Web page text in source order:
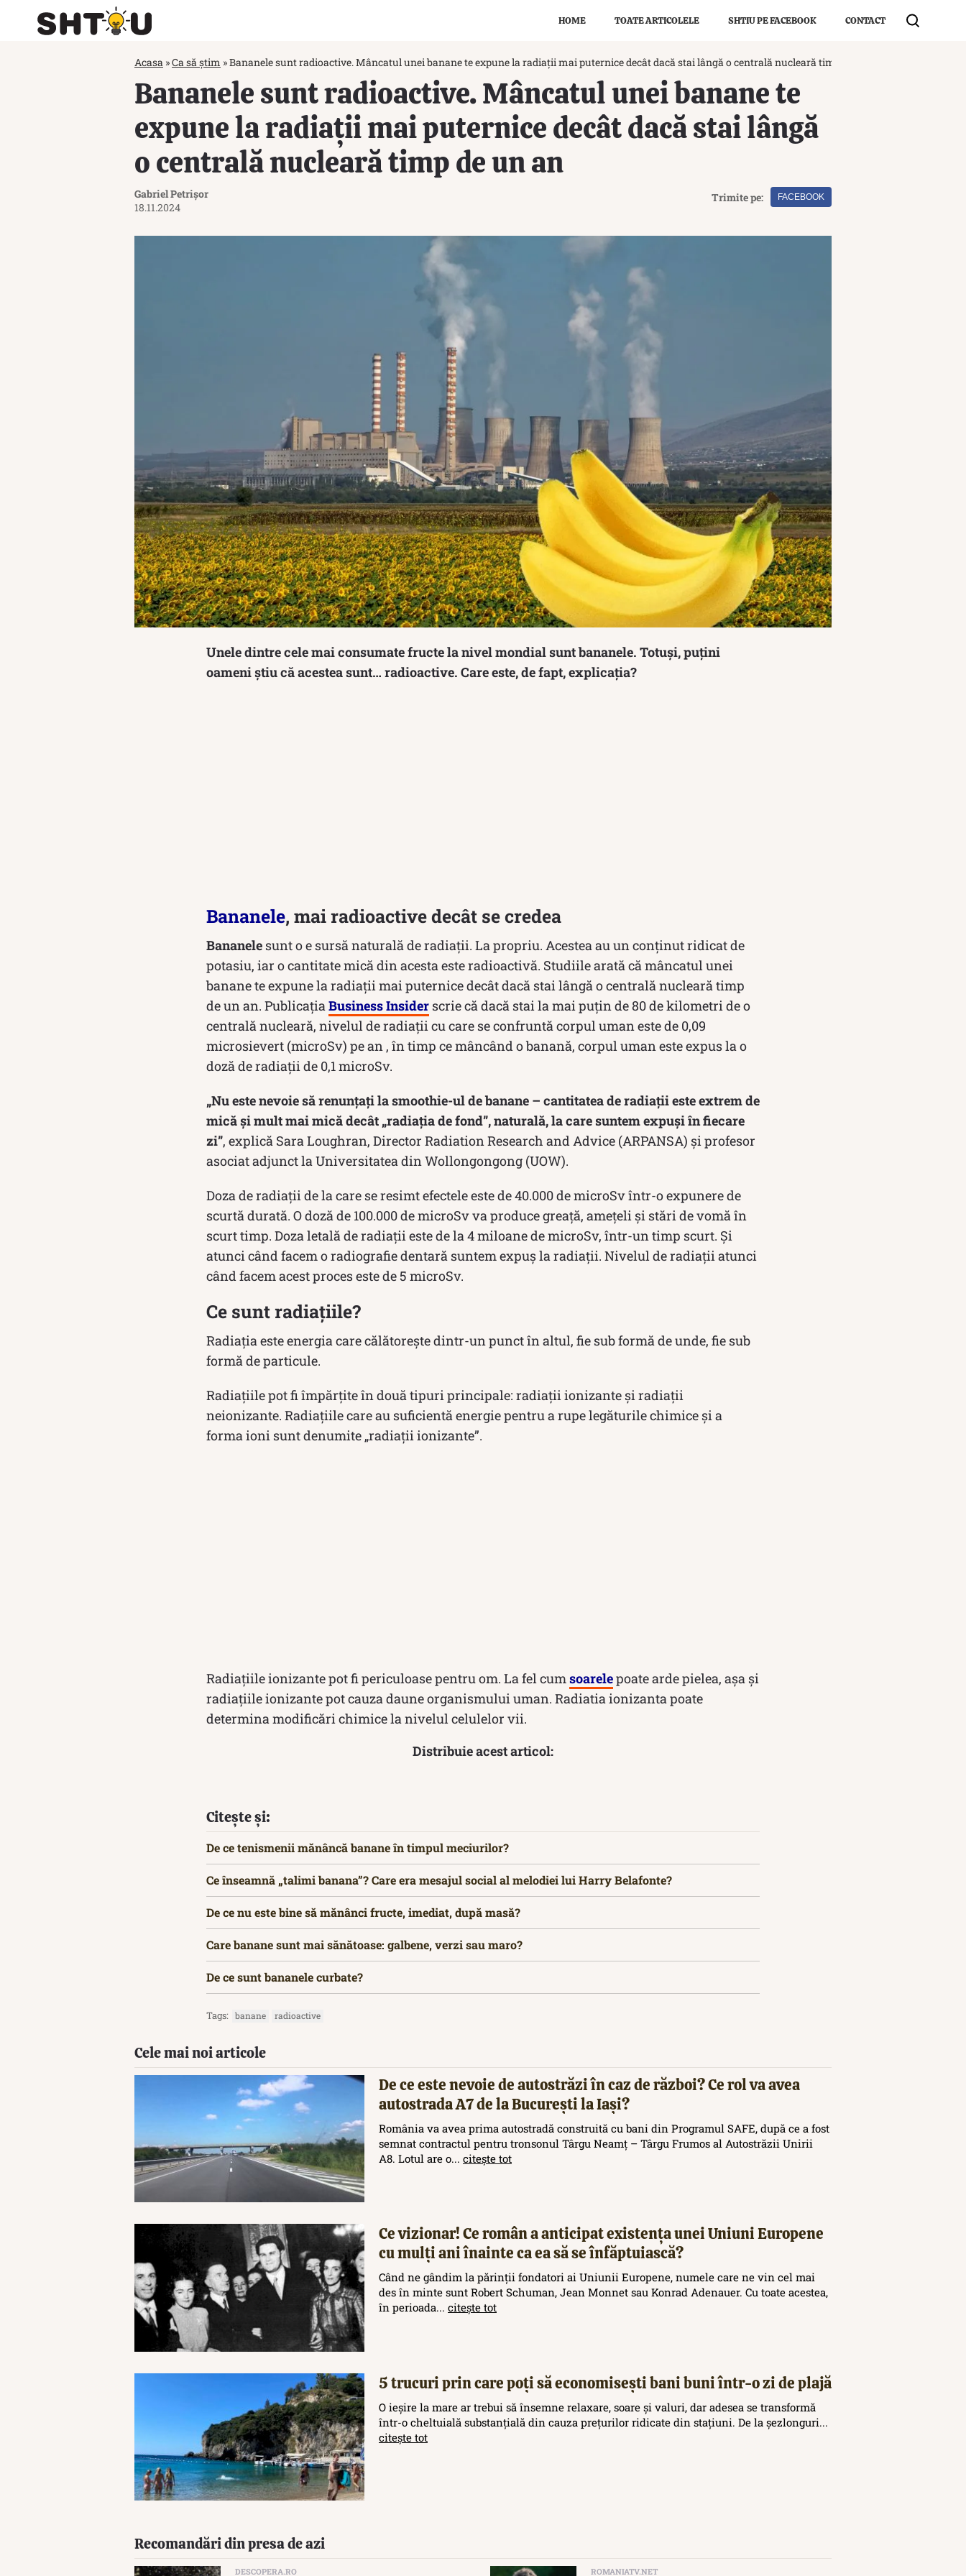
HOME TOATE ARTICOLELE SHTIU PE FACEBOOK CONTACT
Acasa »Ca să știm »Bananele sunt radioactive. Mâncatul unei banane te expune la radiaţii mai puternice decât dacă stai lângă o centrală nucleară timp de un an
Bananele sunt radioactive. Mâncatul unei banane te
expune la radiaţii mai puternice decât dacă stai lângă
o centrală nucleară timp de un an
Gabriel Petrișor
18.11.2024
Trimite pe: FACEBOOK
Unele dintre cele mai consumate fructe la nivel mondial sunt bananele. Totuși, puțini
oameni știu că acestea sunt… radioactive. Care este, de fapt, explicația?
Bananele, mai radioactive decât se credea
Bananele sunt o e sursă naturală de radiații. La propriu. Acestea au un conţinut ridicat de
potasiu, iar o cantitate mică din acesta este radioactivă. Studiile arată că mâncatul unei
banane te expune la radiaţii mai puternice decât dacă stai lângă o centrală nucleară timp
de un an. PublicațiaBusiness Insider scrie că dacă stai la mai puţin de 80 de kilometri de o
centrală nucleară, nivelul de radiaţii cu care se confruntă corpul uman este de 0,09
microsievert (microSv) pe an , în timp ce mâncând o banană, corpul uman este expus la o
doză de radiaţii de 0,1 microSv.
„Nu este nevoie să renunțați la smoothie-ul de banane – cantitatea de radiații este extrem de
mică și mult mai mică decât „radiația de fond”, naturală, la care suntem expuși în fiecare
zi”, explică Sara Loughran, Director Radiation Research and Advice (ARPANSA) și profesor
asociat adjunct la Universitatea din Wollongongong (UOW).
Doza de radiaţii de la care se resimt efectele este de 40.000 de microSv într-o expunere de
scurtă durată. O doză de 100.000 de microSv va produce greaţă, ameţeli şi stări de vomă în
scurt timp. Doza letală de radiaţii este de la 4 miloane de microSv, într-un timp scurt. Și
atunci când facem o radiografie dentară suntem expuș la radiații. Nivelul de radiaţii atunci
când facem acest proces este de 5 microSv.
Ce sunt radiațiile?
Radiația este energia care călătorește dintr-un punct în altul, fie sub formă de unde, fie sub
formă de particule.
Radiațiile pot fi împărțite în două tipuri principale: radiații ionizante și radiații
neionizante. Radiațiile care au suficientă energie pentru a rupe legăturile chimice și a
forma ioni sunt denumite „radiații ionizante”.
Radiaţiile ionizante pot fi periculoase pentru om. La fel cumsoarelepoate arde pielea, aşa şi
radiaţiile ionizante pot cauza daune organismului uman. Radiatia ionizanta poate
determina modificări chimice la nivelul celulelor vii.
Distribuie acest articol:
Citește și:
De ce tenismenii mănâncă banane în timpul meciurilor?
Ce înseamnă „talimi banana”? Care era mesajul social al melodiei lui Harry Belafonte?
De ce nu este bine să mănânci fructe, imediat, după masă?
Care banane sunt mai sănătoase: galbene, verzi sau maro?
De ce sunt bananele curbate?
Tags: banane radioactive
Cele mai noi articole
De ce este nevoie de autostrăzi în caz de război? Ce rol va avea
autostrada A7 de la București la Iași?
România va avea prima autostradă construită cu bani din Programul SAFE, după ce a fost
semnat contractul pentru tronsonul Târgu Neamț – Târgu Frumos al Autostrăzii Unirii
A8. Lotul are o... citește tot
Ce vizionar! Ce român a anticipat existența unei Uniuni Europene
cu mulți ani înainte ca ea să se înfăptuiască?
Când ne gândim la părinții fondatori ai Uniunii Europene, numele care ne vin cel mai
des în minte sunt Robert Schuman, Jean Monnet sau Konrad Adenauer. Cu toate acestea,
în perioada... citește tot
5 trucuri prin care poți să economisești bani buni într-o zi de plajă
O ieșire la mare ar trebui să însemne relaxare, soare și valuri, dar adesea se transformă
într-o cheltuială substanțială din cauza prețurilor ridicate din stațiuni. De la șezlonguri...
citește tot
Recomandări din presa de azi
DESCOPERA.RO ROMANIATV.NET